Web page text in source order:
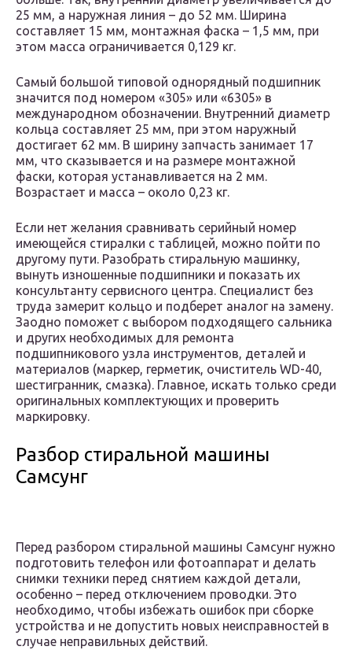
25 мм, а наружная линия – до 52 мм. Ширина
составляет 15 мм, монтажная фаска – 1,5 мм, при
этом масса ограничивается 0,129 кг.
Самый большой типовой однорядный подшипник
значится под номером «305» или «6305» в
международном обозначении. Внутренний диаметр
кольца составляет 25 мм, при этом наружный
достигает 62 мм. В ширину запчасть занимает 17
мм, что сказывается и на размере монтажной
фаски, которая устанавливается на 2 мм.
Возрастает и масса – около 0,23 кг.
Если нет желания сравнивать серийный номер
имеющейся стиралки с таблицей, можно пойти по
другому пути. Разобрать стиральную машинку,
вынуть изношенные подшипники и показать их
консультанту сервисного центра. Специалист без
труда замерит кольцо и подберет аналог на замену.
Заодно поможет с выбором подходящего сальника
и других необходимых для ремонта
подшипникового узла инструментов, деталей и
материалов (маркер, герметик, очиститель WD-40,
шестигранник, смазка). Главное, искать только среди
оригинальных комплектующих и проверить
маркировку.
Разбор стиральной машины
Самсунг
Перед разбором стиральной машины Самсунг нужно
подготовить телефон или фотоаппарат и делать
снимки техники перед снятием каждой детали,
особенно – перед отключением проводки. Это
необходимо, чтобы избежать ошибок при сборке
устройства и не допустить новых неисправностей в
случае неправильных действий.